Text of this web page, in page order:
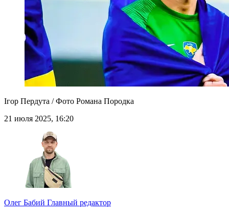
Ігор Пердута / Фото Романа Породка
21 июля 2025, 16:20
Олег Бабий Главный редактор